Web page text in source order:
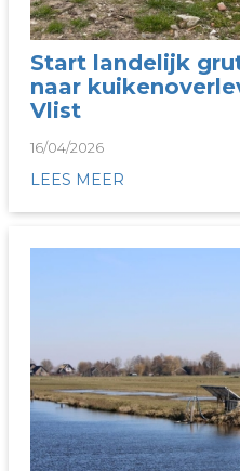
Start landelijk
naar
Vlist
16/04/2026
LEES MEER